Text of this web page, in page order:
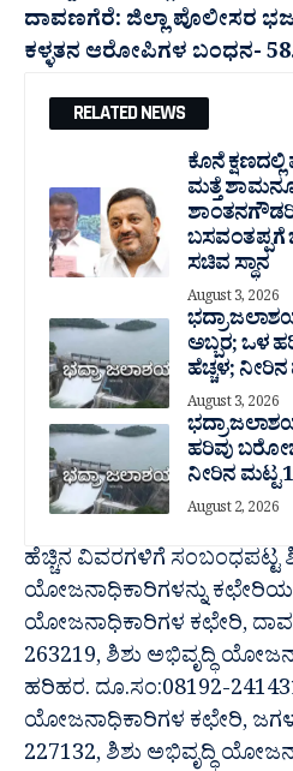
ದಾವಣಗೆರೆ: ಜಿಲ್ಲಾ ಪೊಲೀಸರ
ಕಳ್ಳತನ ಆರೋಪಿಗಳ ಬಂಧನ-
RELATED NEWS
ಕೊನೆ
ಮತ್ತೆ
ಬಸವಂತಪ್ಪಗೆ
ಸಚಿವ ಸ್ಥಾನ
August 3, 2026
ಭದ್ರಾ
ಅಬ್ಬರ; ಒಳ
ಹೆಚ್ಚಳ;
August 3, 2026
ಭದ್ರಾ
ಹರಿವು
ನೀರಿನ ಮಟ್ಟ
August 2, 2026
ಹೆಚ್ಚಿನ ವಿವರಗಳಿಗೆ ಸಂಬಂಧಪಟ್ಟ
ಯೋಜನಾಧಿಕಾರಿಗಳನ್ನು ಕಛೇರಿಯ
ಯೋಜನಾಧಿಕಾರಿಗಳ ಕಛೇರಿ,
263219, ಶಿಶು ಅಭಿವೃದ್ಧಿ
ಹರಿಹರ. ದೂ.ಸಂ:08192-
ಯೋಜನಾಧಿಕಾರಿಗಳ ಕಛೇರಿ,
227132, ಶಿಶು ಅಭಿವೃದ್ಧಿ